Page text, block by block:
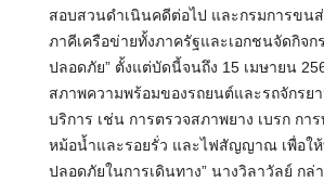
สอบสวนดำเนินคดีต่อไป และกรมการขนส่
ภาคีเครือข่ายทั้งภาครัฐและเอกชนจัดกิจก
ปลอดภัย” ตั้งแต่บัดนี้จนถึง 15 เมษายน
สภาพความพร้อมของรถยนต์และรถจักรย
บริการ เช่น การตรวจสภาพยาง เบรก กา
หม้อน้ำและรอยรั่ว และไฟสัญญาณ เพื่อใ
ปลอดภัยในการเดินทาง” นางวิลาวัลย์ กล่